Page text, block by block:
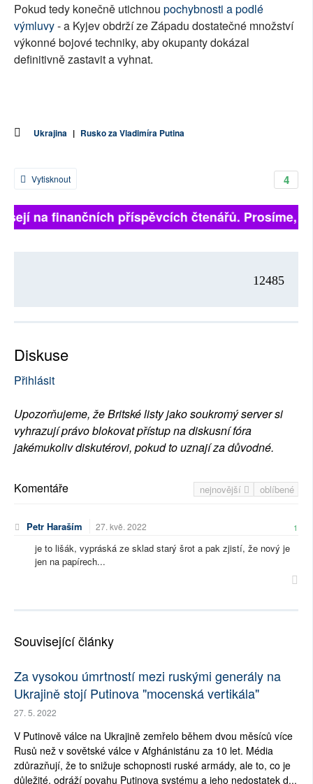
Pokud tedy konečně utichnou pochybnosti a podlé
výmluvy- a Kyjev obdrží ze Západu dostatečné množství
výkonné bojové techniky, aby okupanty dokázal
definitivně zastavit a vyhnat.
Ukrajina | Rusko za Vladimíra Putina
4
Vytisknout
na finančních příspěvcích čtenářů. Prosíme,
12485
Diskuse
Přihlásit
Upozorňujeme, že Britské listy jako soukromý server si
vyhrazují právo blokovat přístup na diskusní fóra
jakémukoliv diskutérovi, pokud to uznají za důvodné.
nejnovější oblíbené
Komentáře
Petr Haraším 27. kvě. 2022 1
je to lišák, vypráská ze sklad starý šrot a pak zjistí, že nový je
jen na papírech...
Související články
Za vysokou úmrtností mezi ruskými generály na
Ukrajině stojí Putinova "mocenská vertikála"
27. 5. 2022
V Putinově válce na Ukrajině zemřelo během dvou měsíců více
Rusů než v sovětské válce v Afghánistánu za 10 let. Média
zdůrazňují, že to snižuje schopnosti ruské armády, ale to, co je
důležité, odráží povahu Putinova systému a jeho nedostatek d...